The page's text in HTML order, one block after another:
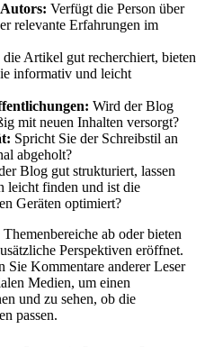
Verfügt die Person über
relevante Erfahrungen im
die Artikel gut recherchiert, bieten
informativ und leicht
Wird der Blog
mit neuen Inhalten versorgt?
Spricht Sie der Schreibstil an
abgeholt?
Blog gut strukturiert, lassen
leicht finden und ist die
Geräten optimiert?
ab oder bieten
Perspektiven eröffnet.
Sie Kommentare anderer Leser
Medien, um einen
und zu sehen, ob die
passen.